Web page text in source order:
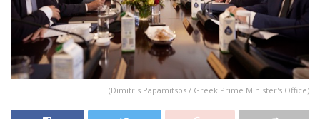
(Dimitris Papamitsos / Greek Prime Minister's Office)